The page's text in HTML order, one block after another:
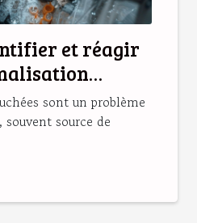
et réagir
sont un problème
source de